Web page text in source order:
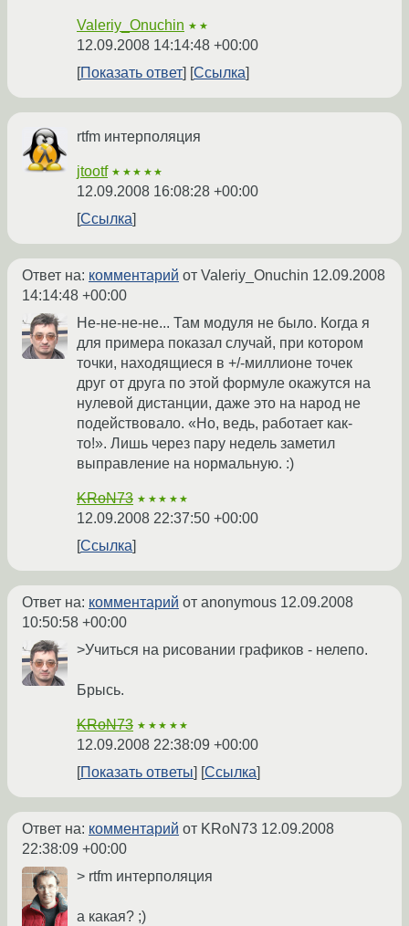
Valeriy_Onuchin ★★
12.09.2008 14:14:48 +00:00
Показать ответ
Ссылка
rtfm интерполяция
jtootf ★★★★★
12.09.2008 16:08:28 +00:00
Ссылка
Ответ на: комментарий от Valeriy_Onuchin 12.09.2008
14:14:48 +00:00
Не-не-не-не... Там модуля не было. Когда я
для примера показал случай, при котором
точки, находящиеся в +/-миллионе точек
друг от друга по этой формуле окажутся на
нулевой дистанции, даже это на народ не
подействовало. «Но, ведь, работает как-
то!». Лишь через пару недель заметил
выправление на нормальную. :)
KRoN73 ★★★★★
12.09.2008 22:37:50 +00:00
Ссылка
Ответ на: комментарий от anonymous 12.09.2008
10:50:58 +00:00
>Учиться на рисовании графиков - нелепо.
Брысь.
KRoN73 ★★★★★
12.09.2008 22:38:09 +00:00
Показать ответы
Ссылка
Ответ на: комментарий от KRoN73 12.09.2008
22:38:09 +00:00
> rtfm интерполяция
а какая? ;)